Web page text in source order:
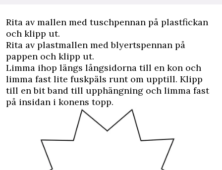
Rita av mallen med tuschpennan på plastfickan
och klipp ut.
Rita av plastmallen med blyertspennan på
pappen och klipp ut.
Limma ihop längs långsidorna till en kon och
limma fast lite fuskpäls runt om upptill. Klipp
till en bit band till upphängning och limma fast
på insidan i konens topp.